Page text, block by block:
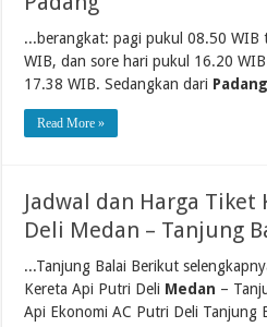
...berangkat: pagi pukul 08.50 WIB
WIB, dan sore hari pukul 16.20
17.38 WIB. Sedangkan dari Padang
Read More »
Jadwal dan Harga
Deli Medan – Tanjung
...Tanjung Balai Berikut
Kereta Api Putri Deli Medan –
Api Ekonomi AC Putri Deli Tanjung